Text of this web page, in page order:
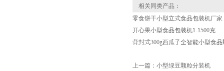
相关同类产品：
零食饼干小型立式食品包装机厂家
开心果小型食品包装机1-1500克
背封式300g西瓜子全智能小型食
上一篇： 小型绿豆颗粒分装机